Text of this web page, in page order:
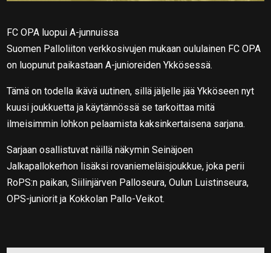
FC OPA luopui A-junnuissa
Suomen Palloliiton verkkosivujen mukaan oululainen FC OPA
on luopunut paikastaan A-junioreiden Ykkösessä.
Tämä on todella ikävä uutinen, sillä jäljelle jää Ykköseen nyt
kuusi joukkuetta ja käytännössä se tarkoittaa mitä
ilmeisimmin lohkon pelaamista kaksinkertaisena sarjana.
Sarjaan osallistuvat näillä näkymin Seinäjoen
Jalkapallokerhon lisäksi rovaniemeläisjoukkue, joka perii
RoPS:n paikan, Siilinjärven Palloseura, Oulun Luistinseura,
OPS-juniorit ja Kokkolan Pallo-Veikot.